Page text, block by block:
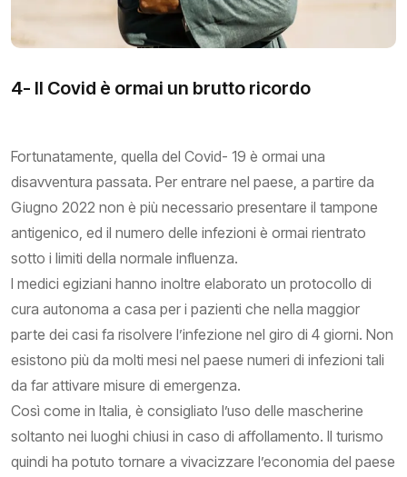
4- Il Covid è ormai un brutto ricordo
Fortunatamente, quella del Covid- 19 è ormai una
disavventura passata. Per entrare nel paese, a partire da
Giugno 2022 non è più necessario presentare il tampone
antigenico, ed il numero delle infezioni è ormai rientrato
sotto i limiti della normale influenza.
I medici egiziani hanno inoltre elaborato un protocollo di
cura autonoma a casa per i pazienti che nella maggior
parte dei casi fa risolvere l’infezione nel giro di 4 giorni. Non
esistono più da molti mesi nel paese numeri di infezioni tali
da far attivare misure di emergenza.
Così come in Italia, è consigliato l’uso delle mascherine
soltanto nei luoghi chiusi in caso di affollamento. Il turismo
quindi ha potuto tornare a vivacizzare l’economia del paese